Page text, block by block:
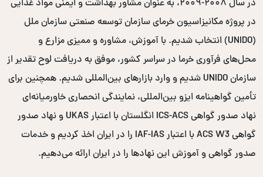
در سال ۲۰۰۸-۲۰۰۹، به عنوان مشاور بهداشت و ایمنی مواد غذایی
در پروژه مکانیزاسیون خرمای سازمان توسعه صنعتی سازمان ملل
(UNIDO) انتخاب شدیم. با آموزش، مشاوره و ممیزی مزارع و
محل‌های فرآوری خرما در سراسر کشور، موفق به دریافت لوح تقدیر از
سازمان UNIDO شدیم و وارد بازارهای بین‌المللی شدیم. همچنین برای
تأمین گواهینامه ایزو بین‌المللی، نمایندگی انحصاری خاورمیانه‌ای
نهاد صدور گواهی ICS-ACS انگلستان با اعتبار UKAS و نهاد صدور
گواهی ACS W3 با اعتبار IAF-IAS را در ایران اخذ کردیم و خدمات
صدور گواهی و آموزش این نهادها را در ایران ارائه می‌دهیم.